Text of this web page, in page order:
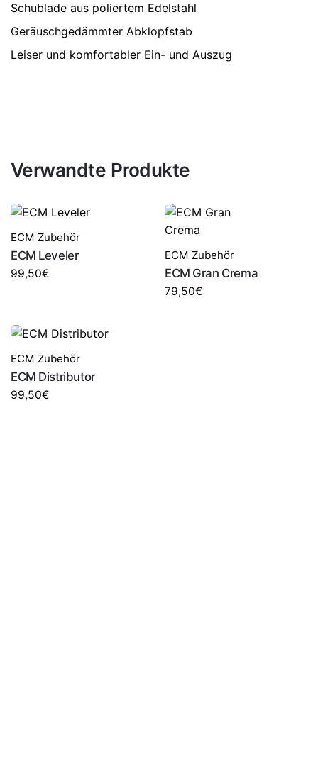
Schublade aus poliertem Edelstahl
Geräuschgedämmter Abklopfstab
Leiser und komfortabler Ein- und Auszug
Verwandte Produkte
ECM Zubehör
ECM Leveler
99,50€
ECM Zubehör
ECM Gran Crema
79,50€
ECM Zubehör
ECM Distributor
99,50€